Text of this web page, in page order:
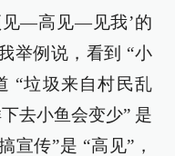
—高见—见我’的
举例说，看到 “小
“垃圾来自村民乱
去小鱼会变少” 是
宣传”是 “高见”，